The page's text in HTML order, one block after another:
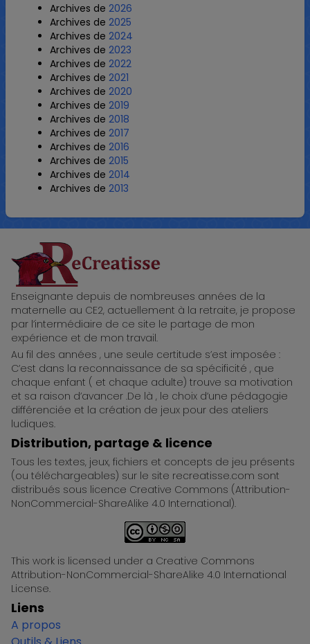
Archives de 2026
Archives de 2025
Archives de 2024
Archives de 2023
Archives de 2022
Archives de 2021
Archives de 2020
Archives de 2019
Archives de 2018
Archives de 2017
Archives de 2016
Archives de 2015
Archives de 2014
Archives de 2013
ReCreatisse
Enseignante depuis de nombreuses années de la
maternelle au CE2, actuellement à la retraite, je propose
par l’intermédiaire de ce site le partage de mon
expérience et de mon travail.
Au fil des années , une seule certitude s’est imposée :
C’est dans la reconnaissance de sa spécificité , que
chaque enfant ( et chaque adulte) trouve sa motivation
et sa raison d’avancer .De là , le choix d’une pédagogie
différenciée et la création de jeux pour des ateliers
ludiques.
Distribution, partage & licence
Tous les textes, jeux, fichiers et concepts de jeu présents
(ou téléchargeables) sur le site recreatisse.com sont
distribués sous licence Creative Commons (Attribution-
NonCommercial-ShareAlike 4.0 International).
This work is licensed under a Creative Commons
Attribution-NonCommercial-ShareAlike 4.0 International
License.
Liens
A propos